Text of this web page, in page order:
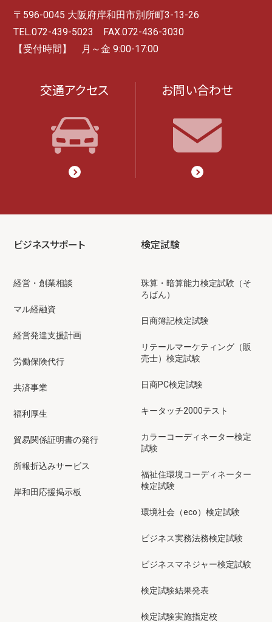
〒596-0045 大阪府岸和田市別所町3-13-26
TEL.072-439-5023 FAX.072-436-3030
【受付時間】 月～金 9:00-17:00
交通アクセス お問い合わせ
ビジネスサポート
経営・創業相談
マル経融資
経営発達支援計画
労働保険代行
共済事業
福利厚生
貿易関係証明書の発行
所報折込みサービス
岸和田応援掲示板
検定試験
珠算・暗算能力検定試験（そ
ろばん）
日商簿記検定試験
リテールマーケティング（販
売士）検定試験
日商PC検定試験
キータッチ2000テスト
カラーコーディネーター検定
試験
福祉住環境コーディネーター
検定試験
環境社会（eco）検定試験
ビジネス実務法務検定試験
ビジネスマネジャー検定試験
検定試験結果発表
検定試験実施指定校